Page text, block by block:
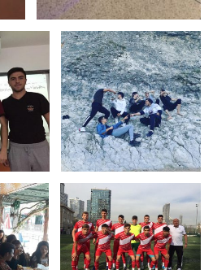
Bizden Görüntüler
Bahariye Anadolu Lisesi